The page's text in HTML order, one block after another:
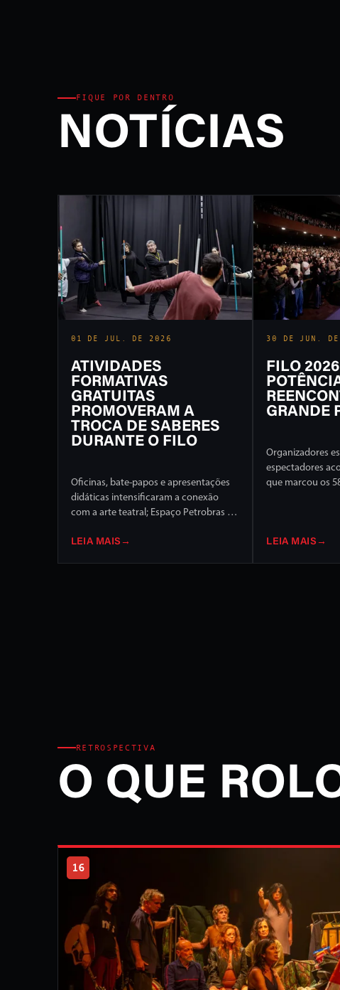
FIQUE POR DENTRO
NOTÍCIAS
01 DE JUL. DE 2026
ATIVIDADES
FORMATIVAS
GRATUITAS
PROMOVERAM A
TROCA DE SABERES
DURANTE O FILO
Oficinas, bate-papos e apresentações
didáticas intensificaram a conexão
com a arte teatral; Espaço Petrobras foi
LEIA MAIS →
30 DE JUN.
FILO
GRANDE
Organizadores
espectadores
que marcou os
LEIA MAIS →
RETROSPECTIVA
O QUE
16